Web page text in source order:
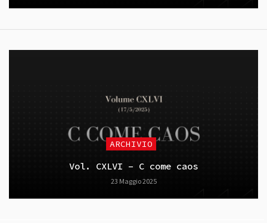
ARCHIVIO
Vol. CXLVI – C come caos
23 Maggio 2025